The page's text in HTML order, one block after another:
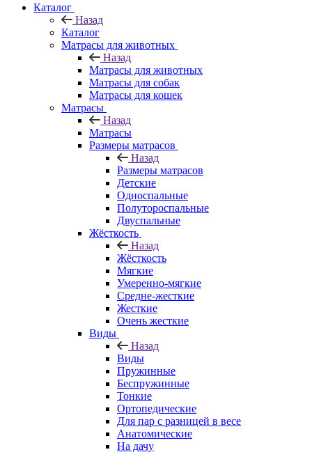
Каталог
Назад
Каталог
Матрасы для животных
Назад
Матрасы для животных
Матрасы для собак
Матрасы для кошек
Матрасы
Назад
Матрасы
Размеры матрасов
Назад
Размеры матрасов
Детские
Односпальные
Полутороспальные
Двуспальные
Жёсткость
Назад
Жёсткость
Мягкие
Умеренно-мягкие
Средне-жесткие
Жесткие
Очень жесткие
Виды
Назад
Виды
Пружинные
Беспружинные
Тонкие
Ортопедические
Для пар с разницей в весе
Анатомические
На дачу